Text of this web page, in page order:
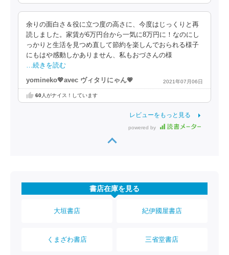
余りの面白さ＆役に立つ度の高さに、今度はじっくりと再
読しました。家賃が6万円台から一気に8万円に！なのにし
っかりと生活を見つめ直して節約を楽しんでおられる様子
にもはや感動しかありません、私もおづさんの様
…続きを読む
yomineko💖avec ヴィタリにゃん💗 2021年07月06日
60人がナイス！しています
レビューをもっと見る
powered by
書店在庫を見る
大垣書店 紀伊國屋書店
くまざわ書店 三省堂書店